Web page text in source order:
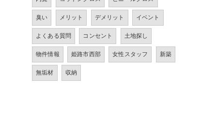
臭い
メリット デメリット
イベント
よくある質問
コンセント
土地探し
物件情報
姫路市西部 女性スタッフ
新築
無垢材
収納